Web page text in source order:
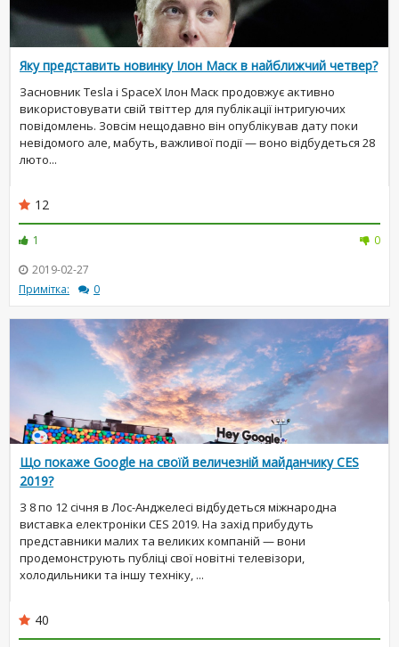
Яку представить новинку Ілон Маск в найближчий четвер?
Засновник Tesla і SpaceX Ілон Маск продовжує активно
використовувати свій твіттер для публікації інтригуючих
повідомлень. Зовсім нещодавно він опублікував дату поки
невідомого але, мабуть, важливої події — воно відбудеться 28
люто...
12
1
0
2019-02-27
Примітка:
0
Що покаже Google на своїй величезній майданчику CES
2019?
З 8 по 12 січня в Лос-Анджелесі відбудеться міжнародна
виставка електроніки CES 2019. На захід прибудуть
представники малих та великих компаній — вони
продемонструють публіці свої новітні телевізори,
холодильники та іншу техніку, ...
40